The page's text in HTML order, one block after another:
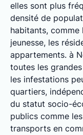
elles sont plus
densité de
habitants, comme
jeunesse, les
appartements. à
toutes les
les infestations
quartiers,
du statut socio-
publics comme
transports en